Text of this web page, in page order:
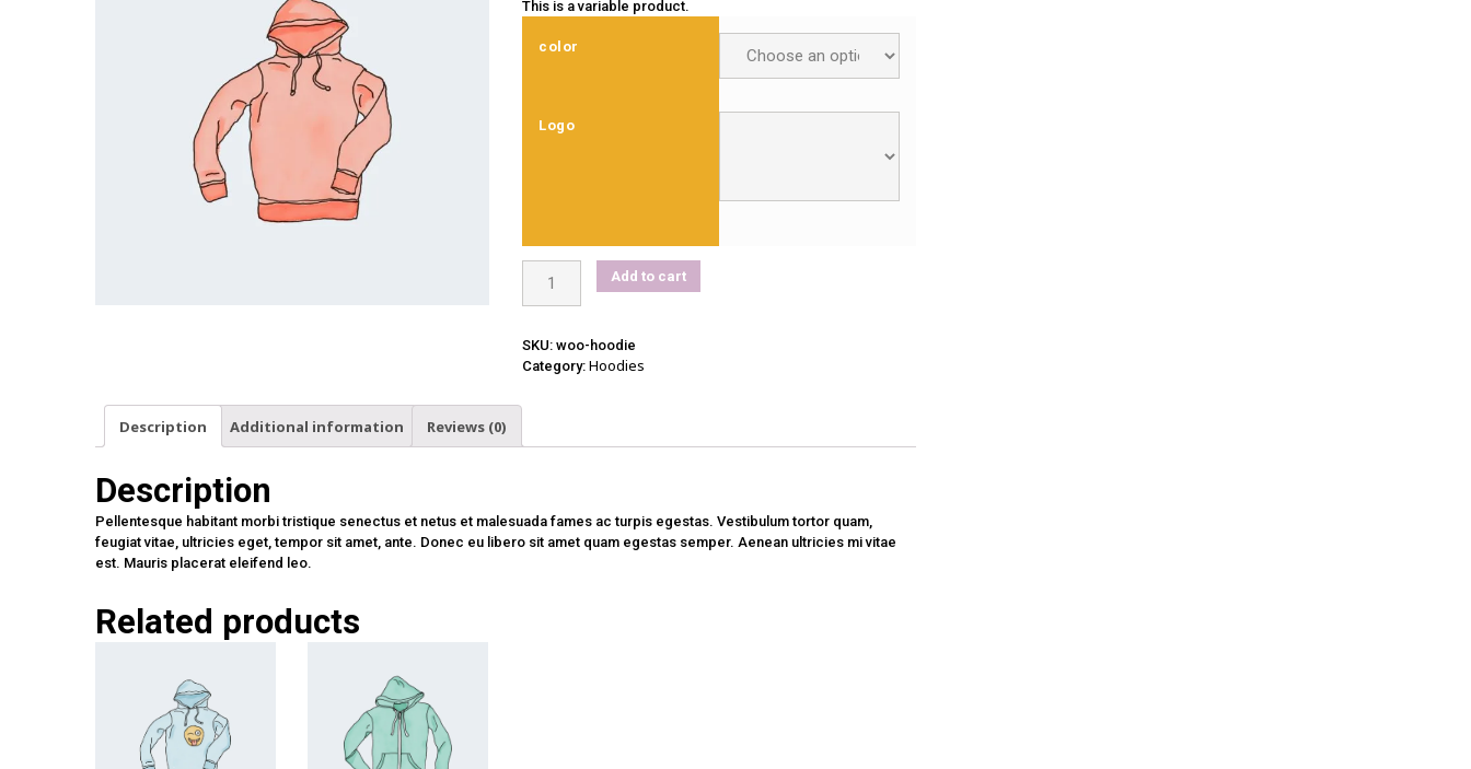
This is a variable product.
color
Logo
quantity
Add to cart
SKU: woo-hoodie
Category: Hoodies
Description Additional information Reviews (0)
Description
Pellentesque habitant morbi tristique senectus et netus et malesuada fames ac turpis egestas. Vestibulum tortor quam,
feugiat vitae, ultricies eget, tempor sit amet, ante. Donec eu libero sit amet quam egestas semper. Aenean ultricies mi vitae
est. Mauris placerat eleifend leo.
Related products